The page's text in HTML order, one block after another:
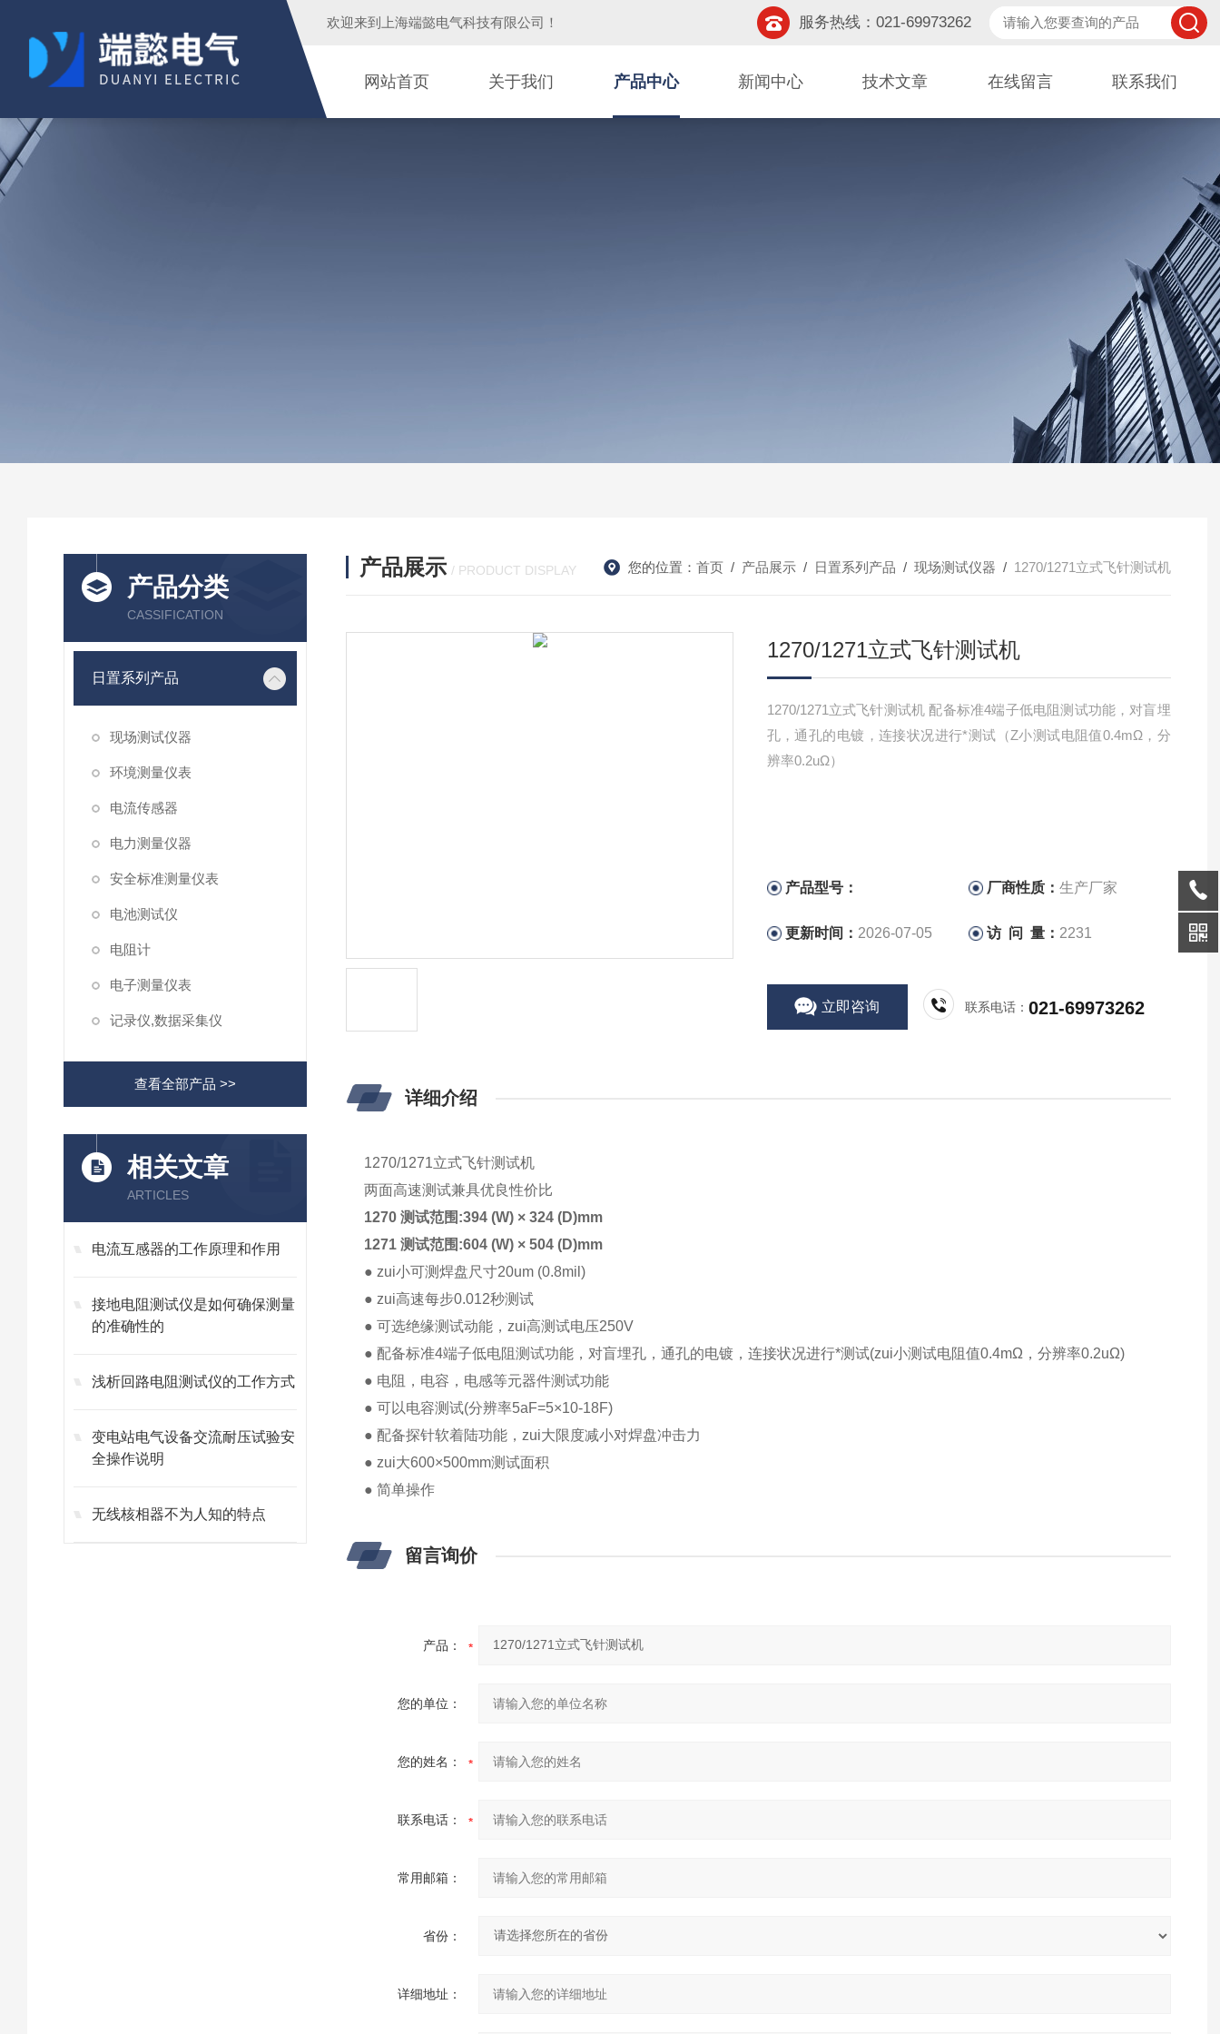
欢迎来到 上海端懿电气科技有限公司 ！ 服务热线：021-69973262
网站首页 关于我们 产品中心 新闻中心 技术文章 在线留言 联系我们
产品分类
CASSIFICATION
日置系列产品
现场测试仪器
环境测量仪表
电流传感器
电力测量仪器
安全标准测量仪表
电池测试仪
电阻计
电子测量仪表
记录仪,数据采集仪
查看全部产品 >>
相关文章
ARTICLES
电流互感器的工作原理和作用
接地电阻测试仪是如何确保测量
的准确性的
浅析回路电阻测试仪的工作方式
变电站电气设备交流耐压试验安
全操作说明
无线核相器不为人知的特点
产品展示 / PRODUCT DISPLAY 您的位置： 首页 / 产品展示 / 日置系列产品 / 现场测试仪器 / 1270/1271立式飞针测试机
1270/1271立式飞针测试机
1270/1271立式飞针测试机 配备标准4端子低电阻测试功能，对盲埋
孔，通孔的电镀，连接状况进行*测试（Z小测试电阻值0.4mΩ，分
辨率0.2uΩ）
产品型号： 厂商性质：生产厂家
更新时间： 2026-07-05 访 问 量： 2231
立即咨询 联系电话：021-69973262
详细介绍
1270/1271立式飞针测试机
两面高速测试兼具优良性价比
1270 测试范围:394 (W) × 324 (D)mm
1271 测试范围:604 (W) × 504 (D)mm
● zui小可测焊盘尺寸20um (0.8mil)
● zui高速每步0.012秒测试
● 可选绝缘测试动能，zui高测试电压250V
● 配备标准4端子低电阻测试功能，对盲埋孔，通孔的电镀，连接状况进行*测试(zui小测试电阻值0.4mΩ，分辨率0.2uΩ)
● 电阻，电容，电感等元器件测试功能
● 可以电容测试(分辨率5aF=5×10-18F)
● 配备探针软着陆功能，zui大限度减小对焊盘冲击力
● zui大600×500mm测试面积
● 简单操作
留言询价
产品：
您的单位：
您的姓名：
联系电话：
常用邮箱：
省份：
详细地址：